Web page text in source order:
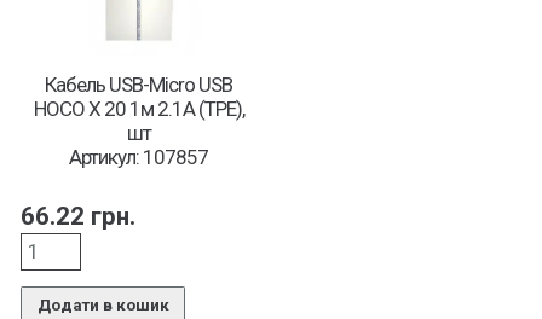
Кабель USB-Micro USB
HOCO X 20 1м 2.1А (TPE),
шт
Артикул: 107857
66.22 грн.
Додати в кошик